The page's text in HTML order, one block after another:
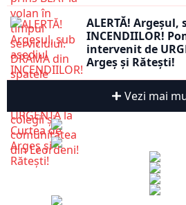
ALERTĂ! Argeșul,
INCENDIILOR!
intervenit de
Argeș și Rătești!
Vezi mai